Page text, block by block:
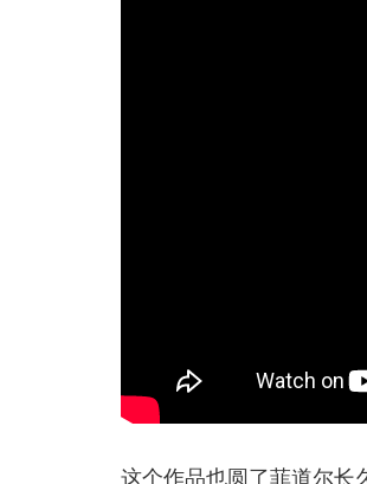
这个作品也圆了菲道尔